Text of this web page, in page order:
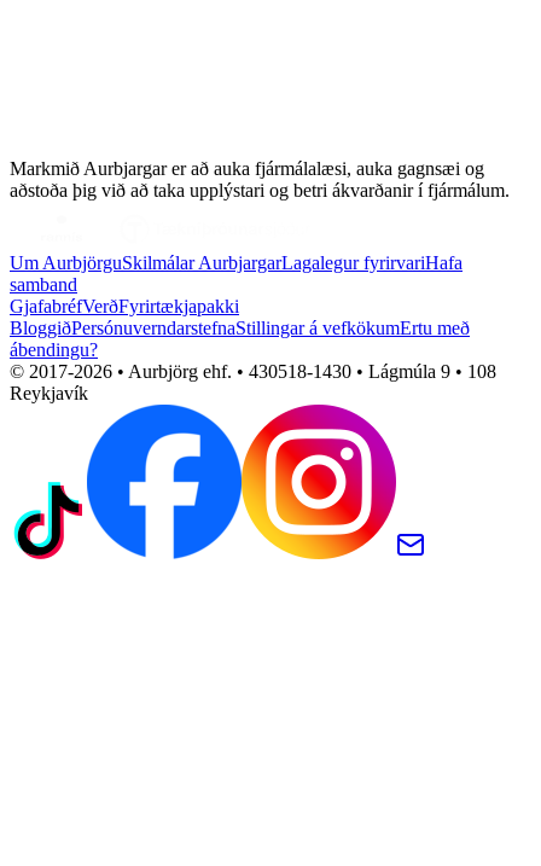
Markmið Aurbjargar er að auka fjármálalæsi, auka gagnsæi og
aðstoða þig við að taka upplýstari og betri ákvarðanir í fjármálum.
Um AurbjörguSkilmálar AurbjargarLagalegur fyrirvariHafa
samband
GjafabréfVerðFyrirtækjapakki
BloggiðPersónuverndarstefnaStillingar á vefkökumErtu með
ábendingu?
© 2017-2026 • Aurbjörg ehf. • 430518-1430 • Lágmúla 9 • 108
Reykjavík